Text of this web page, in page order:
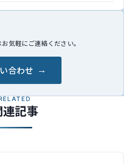
気軽にご連絡ください。
合わせ
連記事